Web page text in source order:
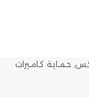
, حماية كاميرات